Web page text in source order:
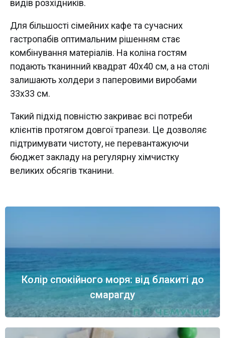
видів розхідників.
Для більшості сімейних кафе та сучасних
гастропабів оптимальним рішенням стає
комбінування матеріалів. На коліна гостям
подають тканинний квадрат 40х40 см, а на столі
залишають холдери з паперовими виробами
33х33 см.
Такий підхід повністю закриває всі потреби
клієнтів протягом довгої трапези. Це дозволяє
підтримувати чистоту, не перевантажуючи
бюджет закладу на регулярну хімчистку
великих обсягів тканини.
Колір спокійного моря: від блакиті до
смарагду